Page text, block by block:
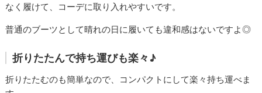
なく履けて、コーデに取り入れやすいです。
普通のブーツとして晴れの日に履いても違和感はないですよ◎
折りたたんで持ち運びも楽々♪
折りたたむのも簡単なので、コンパクトにして楽々持ち運べま